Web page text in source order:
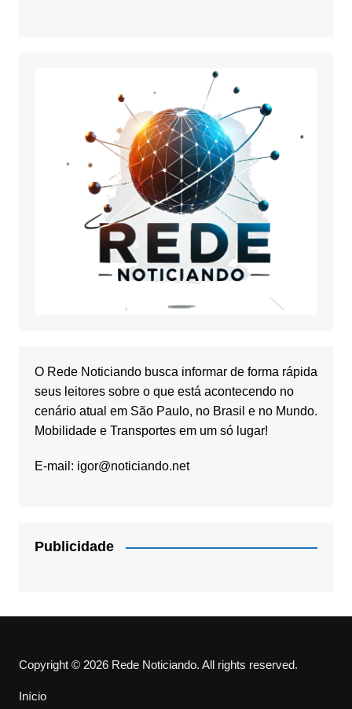
O Rede Noticiando busca informar de forma rápida
seus leitores sobre o que está acontecendo no
cenário atual em São Paulo, no Brasil e no Mundo.
Mobilidade e Transportes em um só lugar!
E-mail: igor@noticiando.net
Publicidade
Copyright © 2026 Rede Noticiando. All rights reserved.
Início